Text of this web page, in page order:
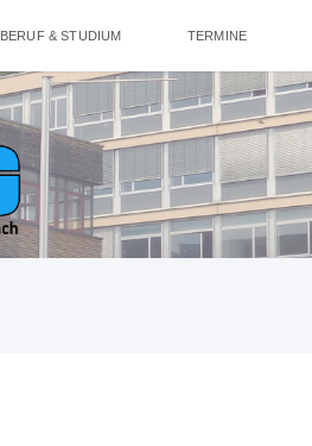
BERUF & STUDIUM TERMINE